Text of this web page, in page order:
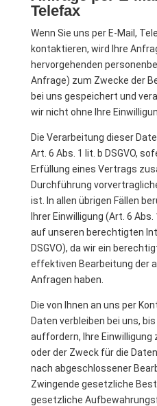
Telefax
Wenn Sie uns per E-Mail,
kontaktieren, wird Ihre
hervorgehenden
Anfrage) zum Zwecke der
bei uns gespeichert und
wir nicht ohne Ihre
Die Verarbeitung dieser
Art. 6 Abs. 1 lit. b DSGVO,
Erfüllung eines Vertrags
Durchführung
ist. In allen übrigen Fällen
Ihrer Einwilligung (Art. 6
auf unseren berechtigten
DSGVO), da wir ein
effektiven Bearbeitung der
Anfragen haben.
Die von Ihnen an uns per
Daten verbleiben bei uns,
auffordern, Ihre
oder der Zweck für die
nach abgeschlossener
Zwingende gesetzliche
gesetzliche